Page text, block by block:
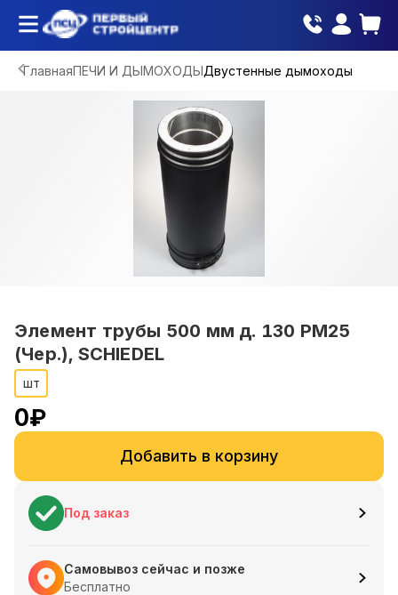
ГлавнаяПЕЧИ И ДЫМОХОДЫДвустенные дымоходы
Элемент трубы 500 мм д. 130 PM25
(Чер.), SCHIEDEL
шт
0₽
Добавить в корзину
Под заказ
Самовывоз сейчас и позже
Бесплатно